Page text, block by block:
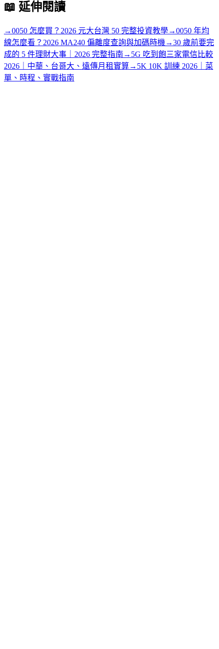
📖 延伸閱讀
→0050 怎麼買？2026 元大台灣 50 完整投資教學→0050 年均
線怎麼看？2026 MA240 偏離度查詢與加碼時機 →30 歲前要完
成的 5 件理財大事｜2026 完整指南 → 5G 吃到飽三家電信比較
2026｜中華、台哥大、遠傳月租實算→ 5K 10K 訓練 2026｜菜
單、時程、實戰指南